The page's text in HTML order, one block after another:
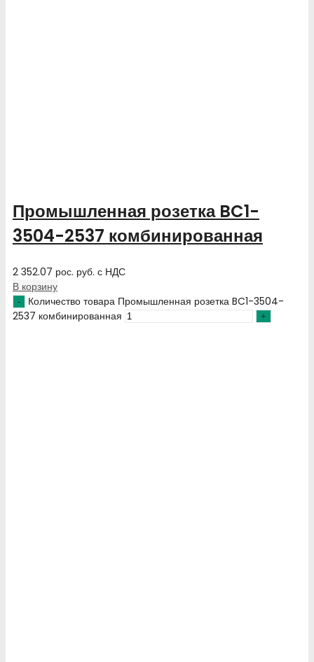
Промышленная розетка BC1-
3504-2537 комбинированная
2 352.07 рос. руб. с НДС
В корзину
Количество товара Промышленная розетка BC1-3504-
2537 комбинированная